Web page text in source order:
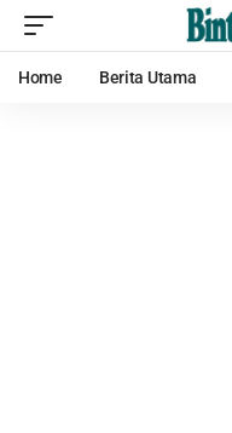
Home Berita Utama